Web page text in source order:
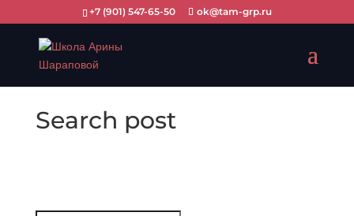
+7 (901) 547-65-50 ok@tam-grp.ru
Search post